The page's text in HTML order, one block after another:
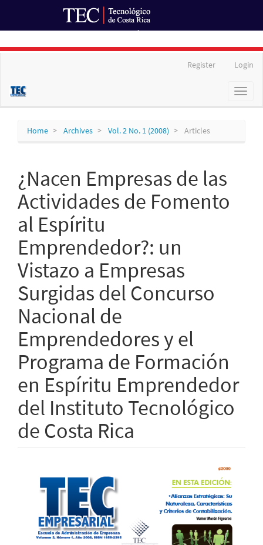
Content
Register Login
Toggle
Home Archives Vol. 2 No. 1 (2008) Articles
¿Nacen Empresas de las
Actividades de Fomento
al Espíritu
Emprendedor?: un
Vistazo a Empresas
Surgidas del Concurso
Nacional de
Emprendedores y el
Programa de Formación
en Espíritu Emprendedor
del Instituto Tecnológico
de Costa Rica
Sidebar